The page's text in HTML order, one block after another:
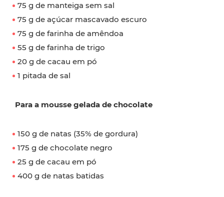
75 g de manteiga sem sal
75 g de açúcar mascavado escuro
75 g de farinha de amêndoa
55 g de farinha de trigo
20 g de cacau em pó
1 pitada de sal
Para a mousse gelada de chocolate
150 g de natas (35% de gordura)
175 g de chocolate negro
25 g de cacau em pó
400 g de natas batidas